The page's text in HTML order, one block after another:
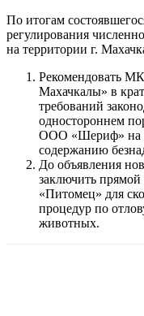
По итогам
регулирования
на территории г.
Рекомендовать
Махачкалы» в
требований
одностороннем
ООО «Шериф» на
содержанию
До объявления
заключить
«Питомец» для
процедур по
животных.